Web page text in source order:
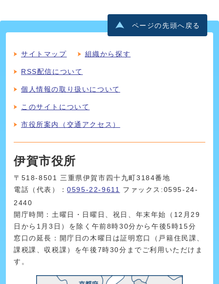
ページの先頭へ戻る
サイトマップ 組織から探す
RSS配信について
個人情報の取り扱いについて
このサイトについて
市役所案内（交通アクセス）
伊賀市役所
〒518-8501 三重県伊賀市四十九町3184番地
電話（代表）：0595-22-9611
ファックス:0595-24-
2440
開庁時間：土曜日・日曜日、祝日、年末年始（12月29
日から1月3日）を除く午前8時30分から午後5時15分
窓口の延長：開庁日の木曜日は証明窓口（戸籍住民課、
課税課、収税課）を午後7時30分までご利用いただけま
す。